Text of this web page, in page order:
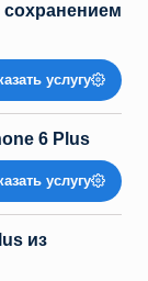
сохранением
услугу
6 Plus
услугу
из